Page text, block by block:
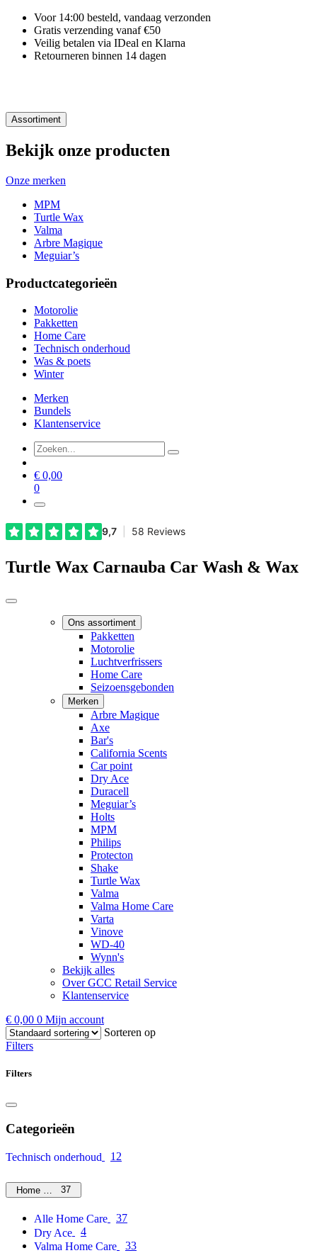
Voor 14:00 besteld, vandaag verzonden
Gratis verzending vanaf €50
Veilig betalen via IDeal en Klarna
Retourneren binnen 14 dagen
Assortiment
Bekijk onze producten
Onze merken
MPM
Turtle Wax
Valma
Arbre Magique
Meguiar’s
Productcategorieën
Motorolie
Pakketten
Home Care
Technisch onderhoud
Was & poets
Winter
Merken
Bundels
Klantenservice
€ 0,00
0
Turtle Wax Carnauba Car Wash & Wax
Ons assortiment
Pakketten
Motorolie
Luchtverfrissers
Home Care
Seizoensgebonden
Merken
Arbre Magique
Axe
Bar's
California Scents
Car point
Dry Ace
Duracell
Meguiar’s
Holts
MPM
Philips
Protecton
Shake
Turtle Wax
Valma
Valma Home Care
Varta
Vinove
WD-40
Wynn's
Bekijk alles
Over GCC Retail Service
Klantenservice
€ 0,00 0 Mijn account
Sorteren op
Filters
Filters
Categorieën
Technisch onderhoud 12
Home Care37
Alle Home Care
37
Dry Ace
4
Valma Home Care
33